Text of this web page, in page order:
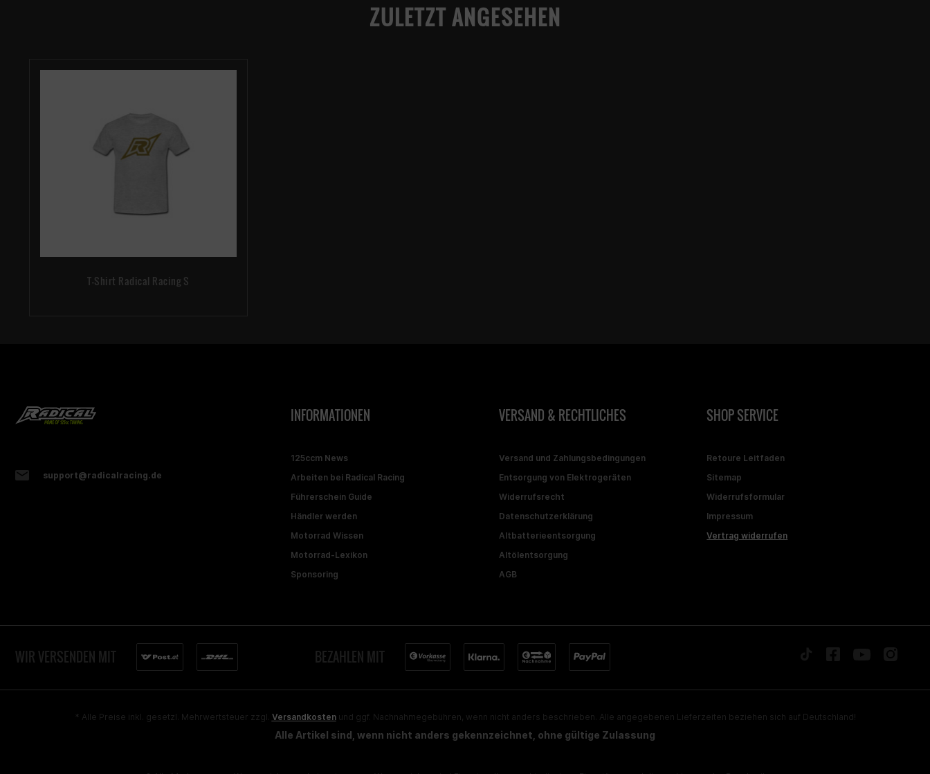
ZULETZT ANGESEHEN
T-Shirt Radical Racing S
support@radicalracing.de
INFORMATIONEN
125ccm News
Arbeiten bei Radical Racing
Führerschein Guide
Händler werden
Motorrad Wissen
Motorrad-Lexikon
Sponsoring
VERSAND & RECHTLICHES
Versand und Zahlungsbedingungen
Entsorgung von Elektrogeräten
Widerrufsrecht
Datenschutzerklärung
Altbatterieentsorgung
Altölentsorgung
AGB
SHOP SERVICE
Retoure Leitfaden
Sitemap
Widerrufsformular
Impressum
Vertrag widerrufen
WIR VERSENDEN MIT BEZAHLEN MIT
* Alle Preise inkl. gesetzl. Mehrwertsteuer zzgl. Versandkostenund ggf. Nachnahmegebühren, wenn nicht anders beschrieben. Alle angegebenen Lieferzeiten beziehen sich auf Deutschland!
Alle Artikel sind, wenn nicht anders gekennzeichnet, ohne gültige Zulassung